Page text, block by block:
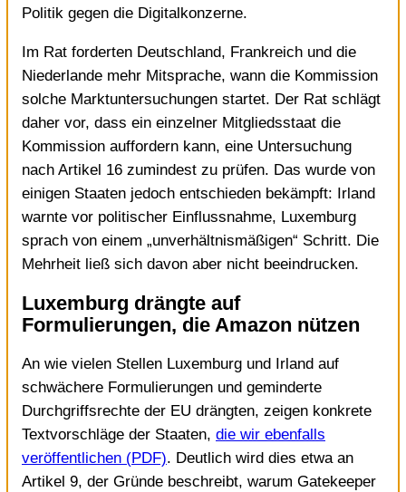
Politik gegen die Digitalkonzerne.
Im Rat forderten Deutschland, Frankreich und die
Niederlande mehr Mitsprache, wann die Kommission
solche Marktuntersuchungen startet. Der Rat schlägt
daher vor, dass ein einzelner Mitgliedsstaat die
Kommission auffordern kann, eine Untersuchung
nach Artikel 16 zumindest zu prüfen. Das wurde von
einigen Staaten jedoch entschieden bekämpft: Irland
warnte vor politischer Einflussnahme, Luxemburg
sprach von einem „unverhältnismäßigen“ Schritt. Die
Mehrheit ließ sich davon aber nicht beeindrucken.
Luxemburg drängte auf
Formulierungen, die Amazon nützen
An wie vielen Stellen Luxemburg und Irland auf
schwächere Formulierungen und geminderte
Durchgriffsrechte der EU drängten, zeigen konkrete
Textvorschläge der Staaten, die wir ebenfalls
veröffentlichen (PDF). Deutlich wird dies etwa an
Artikel 9, der Gründe beschreibt, warum Gatekeeper